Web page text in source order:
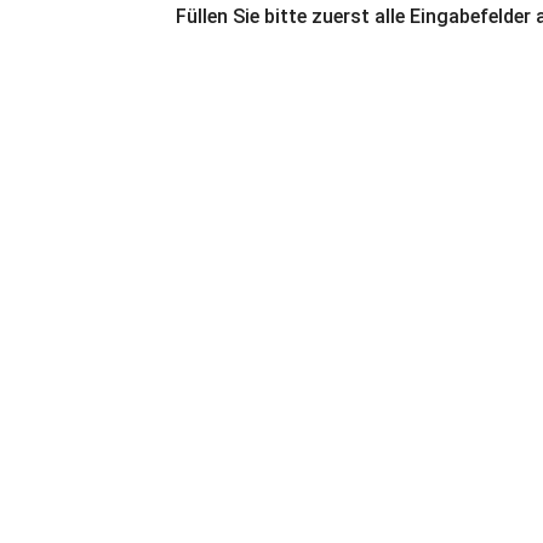
Füllen Sie bitte zuerst alle Eingabefelder